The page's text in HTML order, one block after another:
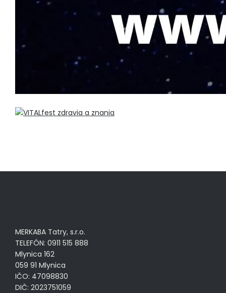
MERKABA Tatry, s.r.o.
TELEFÓN: 0911 515 888
Mlynica 162
059 91 Mlynica
IČO: 47098830
DIČ: 2023751059